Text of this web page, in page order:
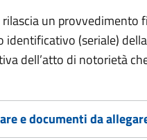
un
identificativo (seriale)
dell’atto di notorietà
e documenti da